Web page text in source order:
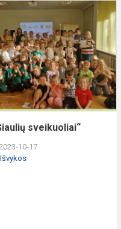
sveikuoliai“
10-17
Išvykos